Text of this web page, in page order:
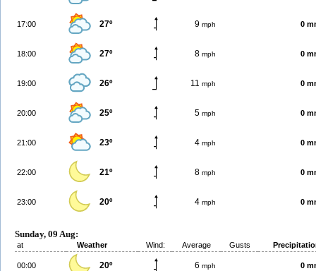
17:00 27º 9 mph 0
18:00 27º 8 mph 0
19:00 26º 11 mph 0
20:00 25º 5 mph 0
21:00 23º 4 mph 0
22:00 21º 8 mph 0
23:00 20º 4 mph 0
Sunday, 09 Aug:
at Weather Wind: Average Gusts
00:00 20º 6 mph 0